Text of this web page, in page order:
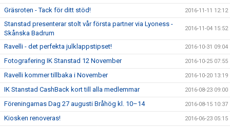
Gräsroten - Tack för ditt stöd! 2016-11-11 12:12
Stanstad presenterar stolt vår första partner via Lyoness -
Skånska Badrum
2016-11-04 15:52
Ravelli - det perfekta julklappstipset! 2016-10-31 09:04
Fotografering IK Stanstad 12 November 2016-10-25 07:55
Ravelli kommer tillbaka i November 2016-10-20 13:19
IK Stanstad CashBack kort till alla medlemmar 2016-08-23 09:00
Föreningarnas Dag 27 augusti Bråhög kl. 10–14 2016-08-15 10:37
Kiosken renoveras! 2016-06-23 05:15